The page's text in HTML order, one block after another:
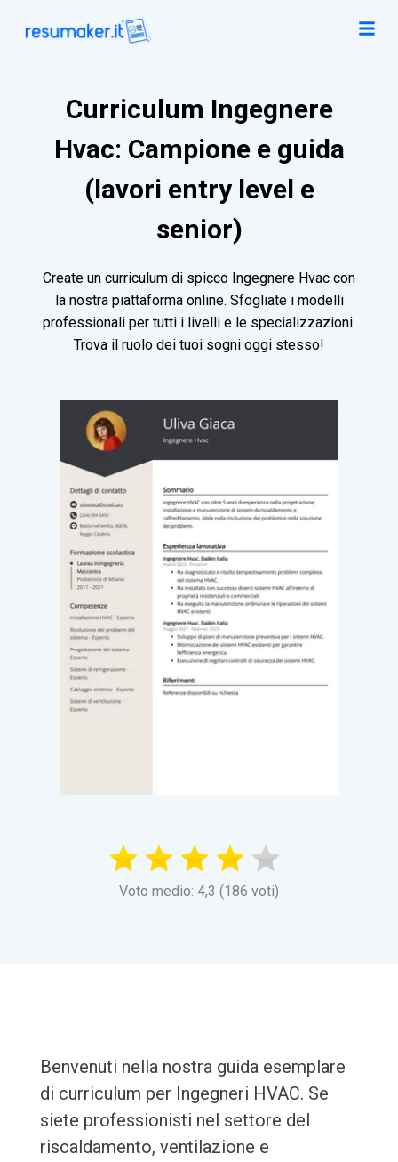
Curriculum Ingegnere
Hvac: Campione e guida
(lavori entry level e
senior)
Create un curriculum di spicco Ingegnere Hvac con
la nostra piattaforma online. Sfogliate i modelli
professionali per tutti i livelli e le specializzazioni.
Trova il ruolo dei tuoi sogni oggi stesso!
Voto medio: 4,3 (186 voti)
Benvenuti nella nostra guida esemplare
di curriculum per Ingegneri HVAC. Se
siete professionisti nel settore del
riscaldamento, ventilazione e